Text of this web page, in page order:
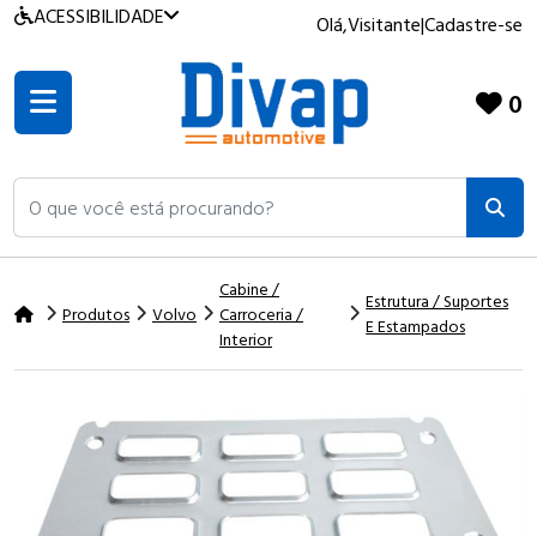
ACESSIBILIDADE Olá,Visitante|Cadastre-se
O que você está procurando?
0
Produtos Volvo
Cabine /
Carroceria /
Interior
Estrutura / Suportes
E Estampados